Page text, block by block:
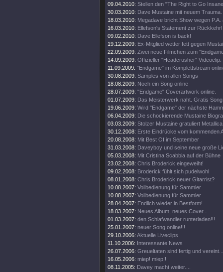
09.04.2010: Stellen den "The Right to Go
30.03.2010: Dave Mustaine mit neuem Trauma.
18.03.2010: Megadave bricht Show wegen P.A.
16.03.2010: Ellefson's Statement zur Rückkehr!
09.02.2010: Dave Ellefson is back!
19.12.2009: Ex-Mitglied wetter fett gegen
22.09.2009: Zwei neue Filmchen zum
14.09.2009: Offizieller "Headcrusher" Videoclip.
11.09.2009: "Endgame" im Komplettstream
30.08.2009: Samples von allen Songs
18.08.2009: Noch ein Song online
28.07.2009: "Endgame" Coverartwork online.
01.07.2009: Das Meisterwerk naht. Gratis
19.06.2009: Wird "Endgame" der nächste
06.04.2009: Die schockierende Mustaine
03.03.2009: Stolzer Mustaine gratuliert
30.12.2008: Erste Eindrücke vom kommenden
20.08.2008: Mit Best Of im September
31.03.2008: Daveyboy und seine neue große
05.03.2008: Mit Cristina Scabbia auf der Bühne
23.02.2008: Chris Broderick eingeweiht!
09.02.2008: Broderick fühlt sich pudelwohl
08.01.2008: Chris Broderick neuer Gitarrist?
10.08.2007: Vollbedienung für Sammler
10.08.2007: Vollbedienung für Sammler
28.04.2007: Endlich wieder in Bestform!
18.03.2007: Neues Album, neues Cover...
01.03.2007: den Schlafwandler runterladen!!!
25.01.2007: neuer Song online!!!
29.10.2006: Aktuelle Liveclips
11.10.2006: Interessante News
26.07.2006: Greueltaten sind fertig und vereint...
16.05.2006: miep! miep!!
08.11.2005: Davey macht weiter....